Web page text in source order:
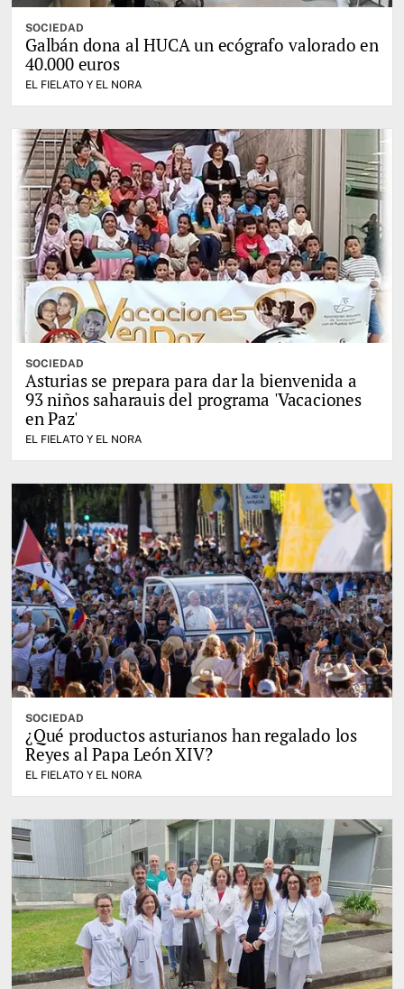
SOCIEDAD
Galbán dona al HUCA un ecógrafo valorado en
40.000 euros
EL FIELATO Y EL NORA
SOCIEDAD
Asturias se prepara para dar la bienvenida a
93 niños saharauis del programa 'Vacaciones
en Paz'
EL FIELATO Y EL NORA
SOCIEDAD
¿Qué productos asturianos han regalado los
Reyes al Papa León XIV?
EL FIELATO Y EL NORA